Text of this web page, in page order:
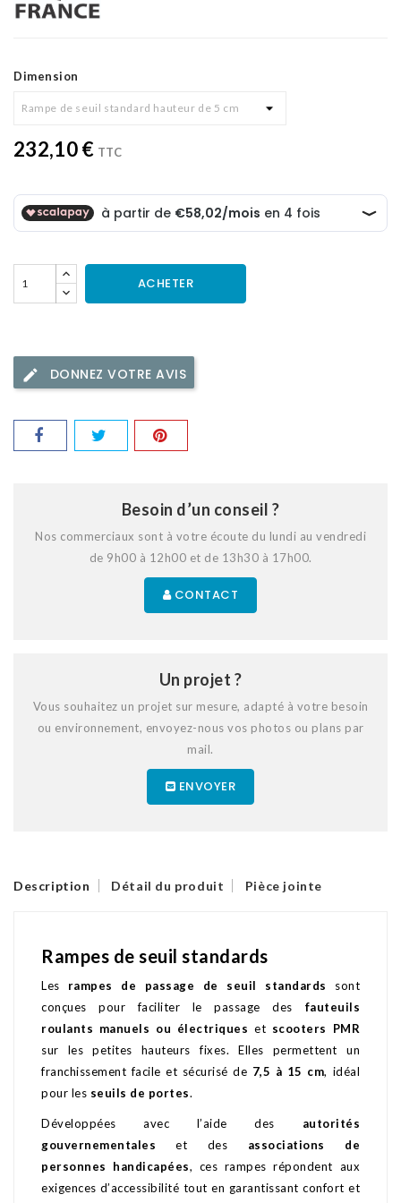
Dimension
232,10 € TTC
ACHETER
DONNEZ VOTRE AVIS
Besoin d’un conseil ?
Nos commerciaux sont à votre écoute du lundi au vendredi
de 9h00 à 12h00 et de 13h30 à 17h00.
CONTACT
Un projet ?
Vous souhaitez un projet sur mesure, adapté à votre besoin
ou environnement, envoyez-nous vos photos ou plans par
mail.
ENVOYER
Description Détail du produit Pièce jointe
Rampes de seuil standards
Les rampes de passage de seuil standards sont
conçues pour faciliter le passage des fauteuils
roulants manuels ou électriques et scooters PMR
sur les petites hauteurs fixes. Elles permettent un
franchissement facile et sécurisé de 7,5 à 15 cm, idéal
pour les seuils de portes.
Développées avec l’aide des autorités
gouvernementales et des associations de
personnes handicapées, ces rampes répondent aux
exigences d’accessibilité tout en garantissant confort et